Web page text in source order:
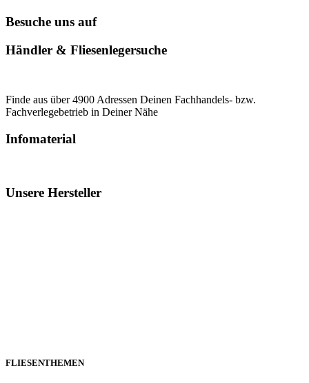
Besuche uns auf
Händler & Fliesenlegersuche
Finde aus über 4900 Adressen Deinen Fachhandels- bzw.
Fachverlegebetrieb in Deiner Nähe
Infomaterial
Unsere Hersteller
FLIESENTHEMEN